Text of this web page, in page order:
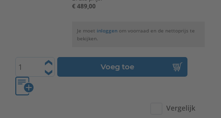
€ 489,00
Je moet inloggen om voorraad en de nettoprijs te
bekijken.
Voeg toe
Vergelijk